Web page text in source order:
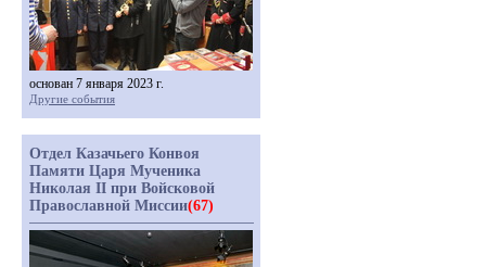
основан 7 января 2023 г.
Другие события
Отдел Казачьего Конвоя
Памяти Царя Мученика
Николая II при Войсковой
Православной Миссии(67)